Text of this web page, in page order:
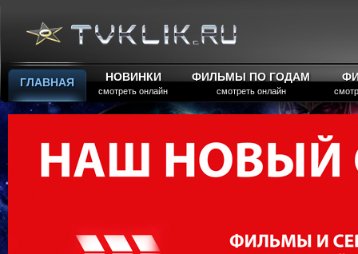
ГЛАВНАЯ НОВИНКИ
смотреть онлайн
ФИЛЬМЫ ПО ГОДАМ
смотреть онлайн